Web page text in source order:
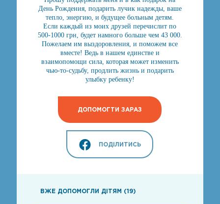
День Рождения, подарить лучик надежды, ваше
тепло, энергию, и будущее больным детям.
Если каждый из моих друзей перечислит по
500-1000 грн, будет намного больше чем 43 000.
Пожелаем им выздоровления, и поможем все
вместе! Ведь в нашем единстве и
взаимопомощи сила, которая может изменить
чью-то-судьбу, продлить жизнь и подарить
улыбку ребенку!
ДОПОМОГТИ ЗАРАЗ
ПОДІЛИТИСЬ
ВЖЕ ДОПОМОГЛИ ДІТЯМ (19)